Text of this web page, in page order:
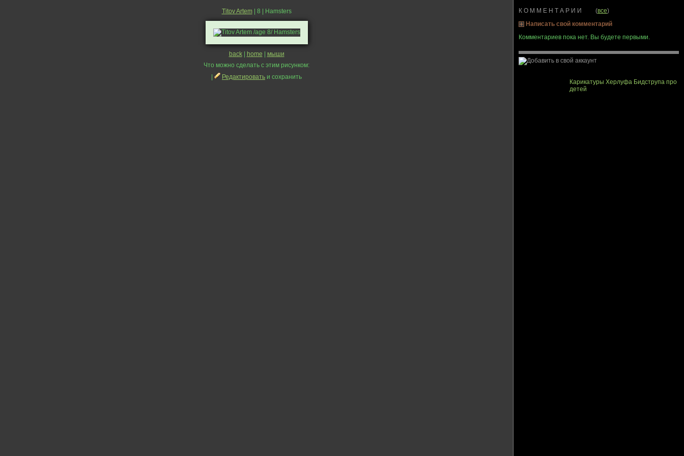
Titov Artem| 8 | Hamsters
back| home
мыши
Что можно сделать с этим рисунком:
Редактировать и сохранить
К О М М Е Н Т А Р И И (все)
Написать свой комментарий
Комментариев пока нет. Вы будете первыми.
Карикатуры Херлуфа Бидструпа про
детей